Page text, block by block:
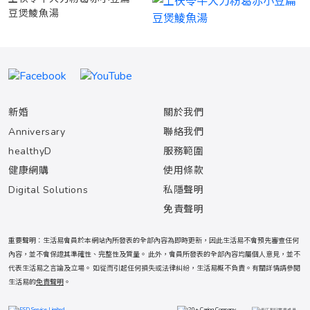
豆煲鯪魚湯
新婚
Anniversary
healthyD
健康網購
Digital Solutions
關於我們
聯絡我們
服務範圍
使用條款
私隱聲明
免責聲明
重要聲明：生活易會員於本網站內所發表的全部內容為即時更新，因此生活易不會預先審查任何
內容，並不會保證其準確性、完整性及質量。 此外，會員所發表的全部內容均屬個人意見，並不
代表生活易之言論及立場。 如從而引起任何損失或法律糾紛，生活易概不負責。有關詳情請參閱
生活易的免責聲明 。